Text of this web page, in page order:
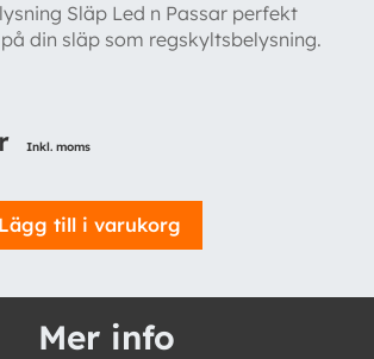
Släp Led n Passar perfekt
din släp som regskyltsbelysning.
Inkl. moms
Lägg till i varukorg
Mer info